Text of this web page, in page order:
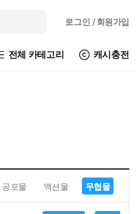
로그인 / 회원가입
전체 카테고리 캐시충전
공포물 액션물 무협물